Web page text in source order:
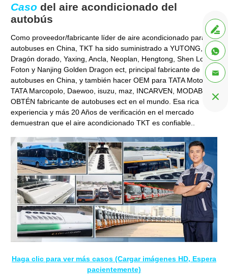
Caso del aire acondicionado del
autobús
Como proveedor/fabricante líder de aire acondicionado para
autobuses en China, TKT ha sido suministrado a YUTONG,
Dragón dorado, Yaxing, Ancla, Neoplan, Hengtong, Shen Long,
Foton y Nanjing Golden Dragon ect, principal fabricante de
autobuses en China, y también hacer OEM para TATA Motor,
TATA Marcopolo, Daewoo, isuzu, maz, INCARVEN, MODABUS,
OBTÉN fabricante de autobuses ect en el mundo. Esa rica
experiencia y más 20 Años de verificación en el mercado
demuestran que el aire acondicionado TKT es confiable..
Haga clic para ver más casos (Cargar imágenes HD, Espera
pacientemente)



